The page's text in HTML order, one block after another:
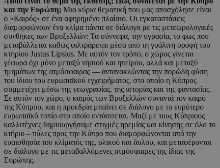
και την Ευρώπη; Μια κύρια θεματική που μας απασχόλησε είναι
ο «Καιρός» σε ένα αφηρημένο πλαίσιο. Οι εγκαταστάσεις
διαμορφώνουν ένα κλίμα πάντα σε διάλογο με τις μετεωρολογικές
συνθήκες των Βρυξελλών: Τα σύννεφα, την υγρασία, το φως που
μεταβάλλεται καθώς φιλτράρεται μέσα από τη γυάλινη οροφή του
κτηρίου Justus Lipsius. Με αυτόν τον τρόπο, ο χώρος γίνεται
γέφυρα όχι μόνο μεταξύ νησιού και ηπείρου, αλλά και μεταξύ
τμημάτων της ατμόσφαιρας — αντανακλώντας την πορώδη φύση
του ίδιου του ευρωπαϊκού εγχειρήματος, στο οποίο η Κύπρος
συμμετέχει μέσω της γεωγραφίας, της ιστορίας και της φαντασίας.
Σε αυτόν τον χώρο, ο καιρός των Βρυξελλών συναντά τον καιρό
της Κύπρου, και η προεδρία μπαίνει σε διάλογο με το ευρύτερο
ευρωπαϊκό τοπίο στο οποίο εντάσσεται. Μαζί με τους Κύπριους
καλλιτέχνες δημιουργήσαμε στιγμές ηρεμίας και κίνησης σε όλο το
κτήριο – πύλες προς την Κύπρο που διαμορφώνονται από την
ευαισθησία του κλίματός της, υλικού και άυλου, και μεταφέρονται
σε διάλογο με τις μεταβαλλόμενες ατμόσφαιρες της ίδιας της
Ευρώπης.